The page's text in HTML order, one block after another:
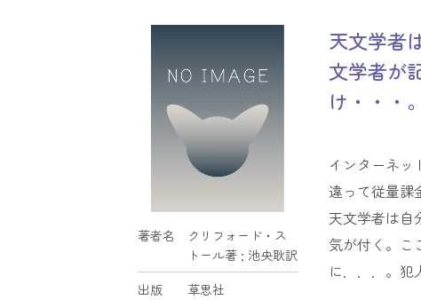
著者名
クリフォード・ス
トール著 ; 池央耿訳
出版
草思社
天文学者
文学者が
け・・・。
インターネッ
違って従量課
天文学者は自
気が付く。こ
に．．．。犯